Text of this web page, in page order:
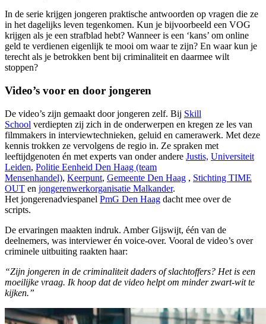
In de serie krijgen jongeren praktische antwoorden op vragen die ze
in het dagelijks leven tegenkomen. Kun je bijvoorbeeld een VOG
krijgen als je een strafblad hebt? Wanneer is een ‘kans’ om online
geld te verdienen eigenlijk te mooi om waar te zijn? En waar kun je
terecht als je betrokken bent bij criminaliteit en daarmee wilt
stoppen?
Video’s voor en door jongeren
De video’s zijn gemaakt door jongeren zelf. Bij Skill
School verdiepten zij zich in de onderwerpen en kregen ze les van
filmmakers in interviewtechnieken, geluid en camerawerk. Met deze
kennis trokken ze vervolgens de regio in. Ze spraken met
leeftijdgenoten én met experts van onder andere Justis, Universiteit
Leiden, Politie Eenheid Den Haag (team
Mensenhandel), Keerpunt, Gemeente Den Haag , Stichting TIME
OUT en jongerenwerkorganisatie Malkander.
Het jongerenadviespanel PmG Den Haag dacht mee over de
scripts.
De ervaringen maakten indruk. Amber Gijswijt, één van de
deelnemers, was interviewer én voice-over. Vooral de video’s over
criminele uitbuiting raakten haar:
“Zijn jongeren in de criminaliteit daders of slachtoffers? Het is een
moeilijke vraag. Ik hoop dat de video helpt om minder zwart-wit te
kijken.”